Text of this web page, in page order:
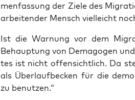
men­fas­sung der Zie­le des
arbei­ten­der Mensch viel­leicht
Ist die War­nung vor dem
Behaup­tung von Dem­ago­gen
tes ist nicht offen­sicht­lich. Da
als Über­lauf­be­cken für die
zu benutzen.“